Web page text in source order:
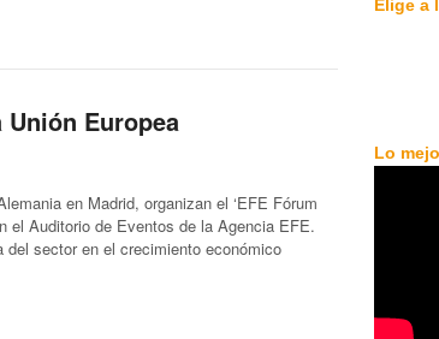
Europea
en Madrid, organizan el ‘EFE Fórum
el Auditorio de Eventos de la Agencia EFE.
sector en el crecimiento económico
Elige a
Lo